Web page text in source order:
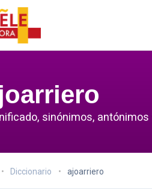
sinónimos,
Diccionario ajoarriero